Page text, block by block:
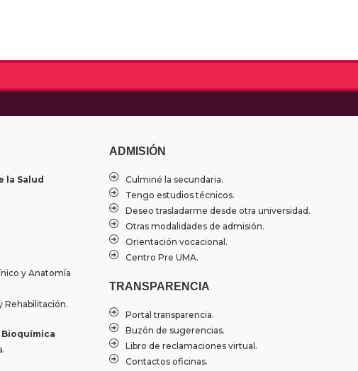
la Salud
y Anatomía
Rehabilitación.
Bioquímica
ADMISIÓN
Culminé la secundaria.
Tengo estudios técnicos.
Deseo trasladarme desde otra universidad.
Otras modalidades de admisión.
Orientación vocacional.
Centro Pre UMA.
TRANSPARENCIA
Portal transparencia.
Buzón de sugerencias.
Libro de reclamaciones virtual.
Contactos oficinas.